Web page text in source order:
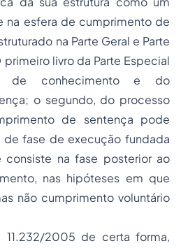
na esfera de cumprimento de
na Parte Geral e Parte
livro da Parte Especial
de conhecimento e do
o segundo, do processo
de sentença pode
fase de execução fundada
na fase posterior ao
nas hipóteses em que
não cumprimento voluntário
2005 de certa forma,